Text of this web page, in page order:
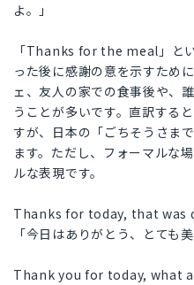
よ。」
「Thanks for the meal」と
った後に感謝の意を示すため
ェ、友人の家での食事後や、
うことが多いです。直訳する
すが、日本の「ごちそうさま
ます。ただし、フォーマルな
ルな表現です。
Thanks for today, that was
「今日はありがとう、とても
Thank you for today, what